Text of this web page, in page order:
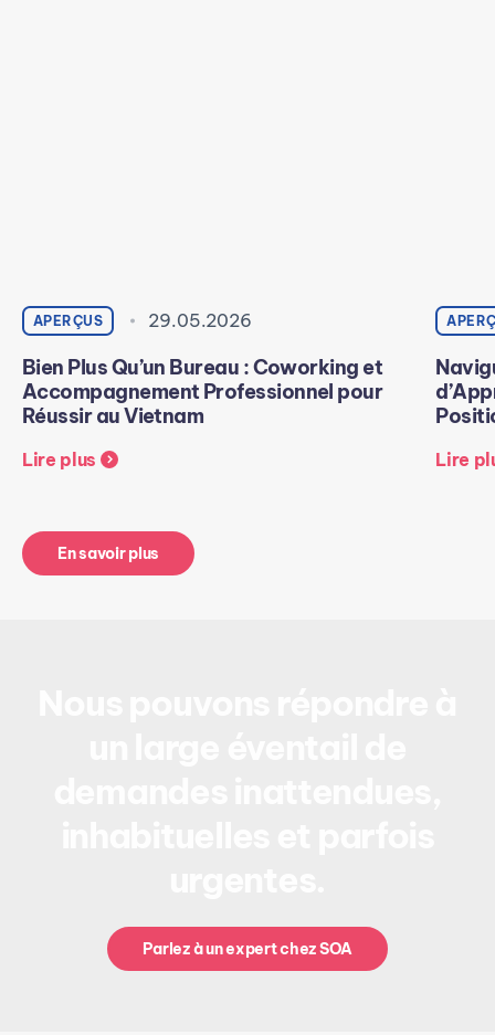
APERÇUS 29.05.2026
Bien Plus Qu’un Bureau : Coworking et
Accompagnement Professionnel pour
Réussir au Vietnam
Lire plus Lire
En savoir plus
Parlez à un expert chez SOA